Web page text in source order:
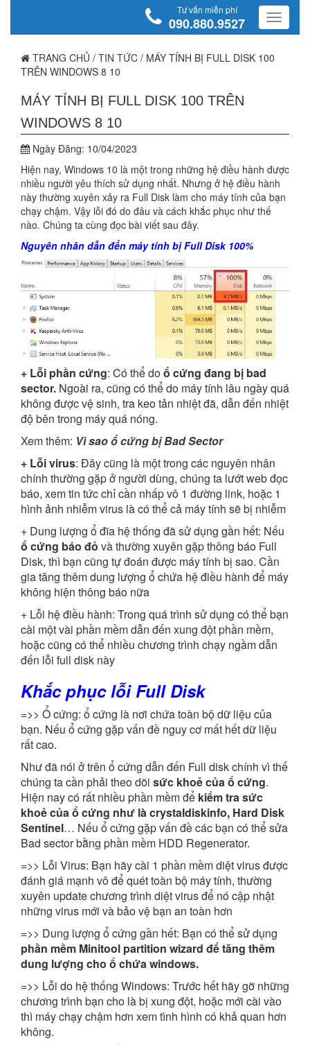
Tư vấn miễn phí
090.880.9527
TRANG CHỦ / TIN TỨC / MÁY TÍNH BỊ FULL DISK 100
TRÊN WINDOWS 8 10
MÁY TÍNH BỊ FULL DISK 100 TRÊN
WINDOWS 8 10
Ngày Đăng: 10/04/2023
Hiện nay, Windows 10 là một trong những hệ điều hành được
nhiều người yêu thích sử dụng nhất. Nhưng ở hệ điều hành
này thường xuyên xảy ra Full Disk làm cho máy tính của bạn
chạy chậm. Vậy lỗi đó do đâu và cách khắc phục như thế
nào. Chúng ta cùng đọc bài viết sau đây.
Nguyên nhân dẫn đến máy tính bị Full Disk 100%
+ Lỗi phần cứng: Có thể doổ cứng đang bị bad
sector. Ngoài ra, cũng có thể do máy tính lâu ngày quá
không được vệ sinh, tra keo tản nhiệt đã, dẫn đến nhiệt
độ bên trong máy quá nóng.
Xem thêm: Vì sao ổ cứng bị Bad Sector
+ Lỗi virus: Đây cũng là một trong các nguyên nhân
chính thường gặp ở người dùng, chúng ta lướt web đọc
báo, xem tin tức chỉ cần nhấp vô 1 đường link, hoặc 1
hình ảnh nhiễm virus là có thể cả máy tính sẽ bị nhiễm
+ Dung lượng ổ đĩa hệ thống đã sử dụng gần hết: Nếu
ổ cứng báo đỏ và thường xuyên gặp thông báo Full
Disk, thì bạn cũng tự đoán được máy tính bị sao. Cần
gia tăng thêm dung lượng ổ chứa hệ điều hành để máy
không hiện thông báo nữa
+ Lỗi hệ điều hành: Trong quá trình sử dụng có thể bạn
cài một vài phần mềm dẫn đến xung đột phần mềm,
hoặc cũng có thể nhiều chương trình chạy ngầm dẫn
đến lỗi full disk này
Khắc phục lỗi Full Disk
=>> Ổ cứng: ổ cứng là nơi chứa toàn bộ dữ liệu của
bạn. Nếu ổ cứng gặp vấn đề nguy cơ mất hết dữ liệu
rất cao.
Như đã nói ở trên ổ cứng dẫn đến Full disk chính vì thế
chúng ta cần phải theo dõi sức khoẻ của ổ cứng.
Hiện nay có rất nhiều phần mềm để kiểm tra sức
khoẻ của ổ cứng như là crystaldiskinfo, Hard Disk
Sentinel… Nếu ổ cứng gặp vấn đề các bạn có thể sửa
Bad sector bằng phần mềm HDD Regenerator.
=>> Lỗi Virus: Bạn hãy cài 1 phần mềm diệt virus được
đánh giá mạnh vô để quét toàn bộ máy tính, thường
xuyên update chương trình diệt virus để nó cập nhật
những virus mới và bảo vệ bạn an toàn hơn
=>> Dung lượng ổ cứng gần hết: Bạn có thể sử dụng
phần mềm Minitool partition wizard để tăng thêm
dung lượng cho ổ chứa windows.
=>> Lỗi do hệ thống Windows: Trước hết hãy gỡ những
chương trình bạn cho là bị xung đột, hoặc mới cài vào
thì máy chạy chậm hơn xem tình hình có khả quan hơn
không.